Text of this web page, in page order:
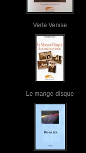
Verte Venise
Le mange-disque